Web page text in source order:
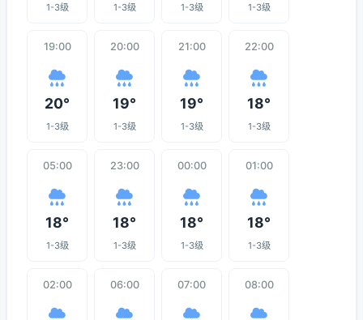
1-3级 1-3级 1-3级 1-3级
19:00
20°
1-3级
20:00
19°
1-3级
21:00
19°
1-3级
22:00
18°
1-3级
05:00
18°
1-3级
23:00
18°
1-3级
00:00
18°
1-3级
01:00
18°
1-3级
02:00 06:00 07:00 08:00